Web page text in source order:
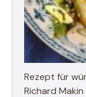
Rezept für
Richard Makin